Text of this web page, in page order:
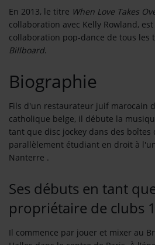
Contact
OÙ SOMMES-NOUS ?
UNE WEBRADIO DANS VOTRE
ANIMATION RADIO
ANIMATION RADIO DÈS 9 ANS
FÊTEZ VOTRE ANNIVERSAIRE À
SUNALPES !
En 2013, le titre When Love Takes
collaboration avec Kelly Rowland,
collaboration pop-dance de tous les
Billboard.
Biographie
Fils d'un restaurateur juif marocain
catholique belge, il débute la
tant que disc jockey dans des
parallèlement étudiant en droit à
Nanterre .
Ses débuts en tant
propriétaire de clubs
Il commence par jouer et mixer au